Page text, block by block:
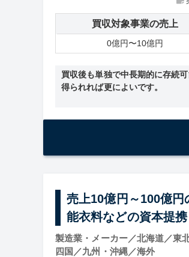
買収対象事業の売上
0億円〜10億円
買収後も単独で中長期的に存続
得られれば更によいです。
売上10億円～100億
能衣料などの資本提
製造業・メーカー／北海道／東
四国／九州・沖縄／海外